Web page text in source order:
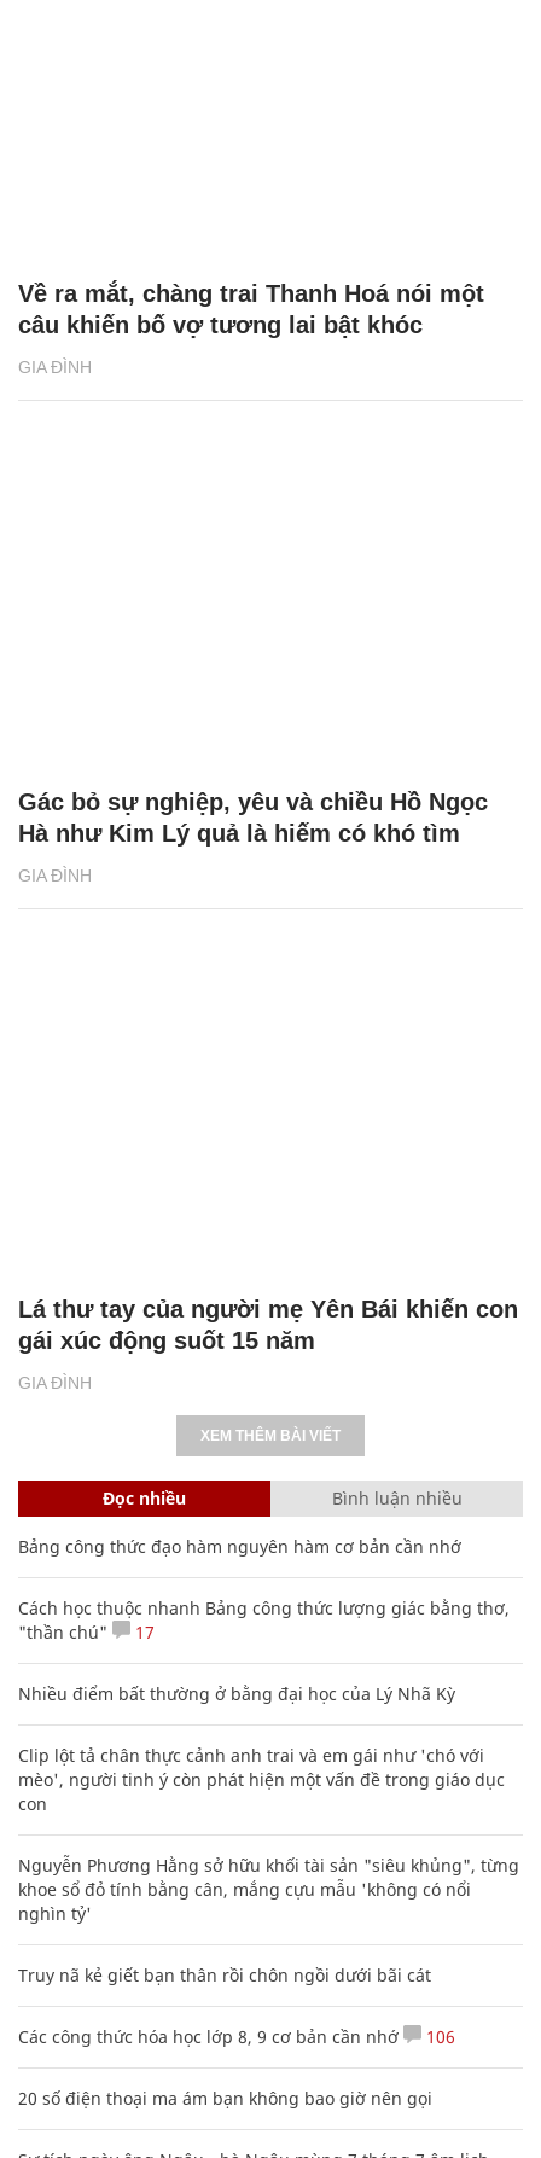
GIA ĐÌNH
Về ra mắt, chàng trai Thanh Hoá nói một
câu khiến bố vợ tương lai bật khóc
GIA ĐÌNH
Gác bỏ sự nghiệp, yêu và chiều Hồ Ngọc
Hà như Kim Lý quả là hiếm có khó tìm
GIA ĐÌNH
Lá thư tay của người mẹ Yên Bái khiến con
gái xúc động suốt 15 năm
XEM THÊM BÀI VIẾT
Đọc nhiều Bình luận nhiều
Bảng công thức đạo hàm nguyên hàm cơ bản cần nhớ
Cách học thuộc nhanh Bảng công thức lượng giác bằng thơ,
"thần chú"
17
Nhiều điểm bất thường ở bằng đại học của Lý Nhã Kỳ
Clip lột tả chân thực cảnh anh trai và em gái như 'chó với
mèo', người tinh ý còn phát hiện một vấn đề trong giáo dục
con
Nguyễn Phương Hằng sở hữu khối tài sản "siêu khủng", từng
khoe sổ đỏ tính bằng cân, mắng cựu mẫu 'không có nổi
nghìn tỷ'
Truy nã kẻ giết bạn thân rồi chôn ngồi dưới bãi cát
Các công thức hóa học lớp 8, 9 cơ bản cần nhớ 106
20 số điện thoại ma ám bạn không bao giờ nên gọi